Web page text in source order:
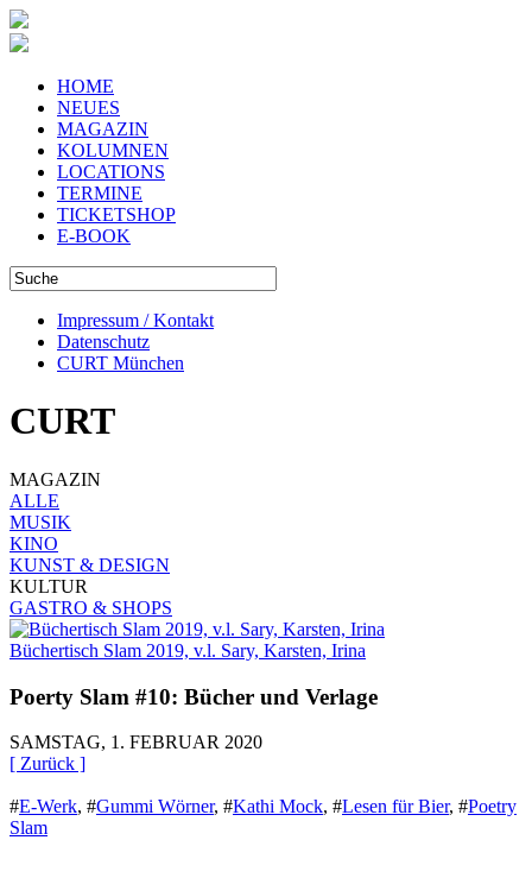
HOME
NEUES
MAGAZIN
KOLUMNEN
LOCATIONS
TERMINE
TICKETSHOP
E-BOOK
Impressum / Kontakt
Datenschutz
CURT München
CURT
MAGAZIN
ALLE
MUSIK
KINO
KUNST & DESIGN
KULTUR
GASTRO & SHOPS
Büchertisch Slam 2019, v.l. Sary, Karsten, Irina
Poerty Slam #10: Bücher und Verlage
SAMSTAG, 1. FEBRUAR 2020
[ Zurück ]
#E-Werk, #Gummi Wörner, #Kathi Mock, #Lesen für Bier, #Poetry
Slam